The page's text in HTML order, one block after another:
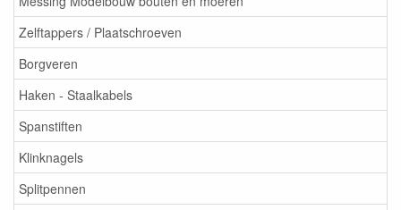
Zelftappers / Plaatschroeven
Borgveren
Haken - Staalkabels
Spanstiften
Klinknagels
Splitpennen